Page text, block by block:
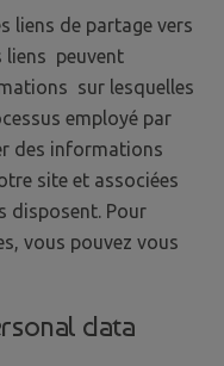
liens de partage vers
liens peuvent
sur lesquelles
employé par
des informations
site et associées
disposent. Pour
vous pouvez vous
data